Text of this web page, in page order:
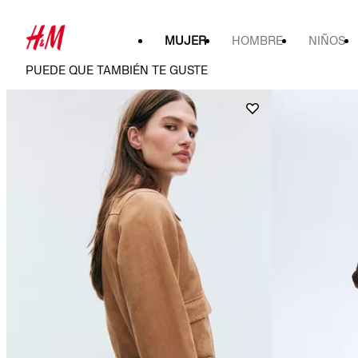
MUJER HOMBRE NIÑOS
PUEDE QUE TAMBIÉN TE GUSTE